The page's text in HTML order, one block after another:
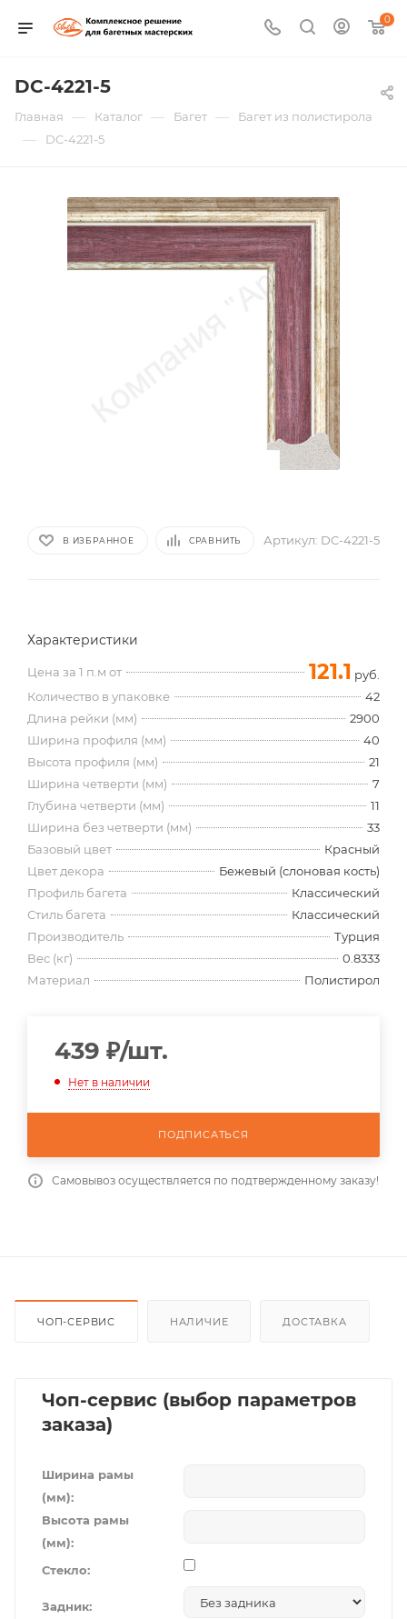
0
DC-4221-5
Главная — Каталог — Багет — Багет из полистирола
— DC-4221-5
В ИЗБРАННОЕ СРАВНИТЬ Артикул: DC-4221-5
Характеристики
Цена за 1 п.м от 121.1 руб.
Количество в упаковке
42
Длина рейки (мм)
2900
Ширина профиля (мм)
40
Высота профиля (мм)
21
Ширина четверти (мм)
7
Глубина четверти (мм)
11
Ширина без четверти (мм)
33
Базовый цвет
Красный
Цвет декора
Бежевый (слоновая кость)
Профиль багета
Классический
Стиль багета
Классический
Производитель
Турция
Вес (кг)
0.8333
Материал
Полистирол
439 ₽/шт.
Нет в наличии
ПОДПИСАТЬСЯ
Самовывоз осуществляется по подтвержденному заказу!
ЧОП-СЕРВИС НАЛИЧИЕ ДОСТАВКА
Чоп-сервис (выбор параметров
заказа)
Ширина рамы
(мм):
Высота рамы
(мм):
Стекло:
Задник: